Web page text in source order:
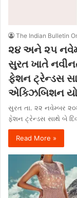
The Indian Bulletin
૨૪ અને ૨૫
સુરત ખાતે
ફેશન ટ્રેન્ડસ
એક્ઝિબિશન
સુરત તા. ૨૨ નવેમ્બર
ફેશન ટ્રેન્ડસ સાથે બે
Read More »